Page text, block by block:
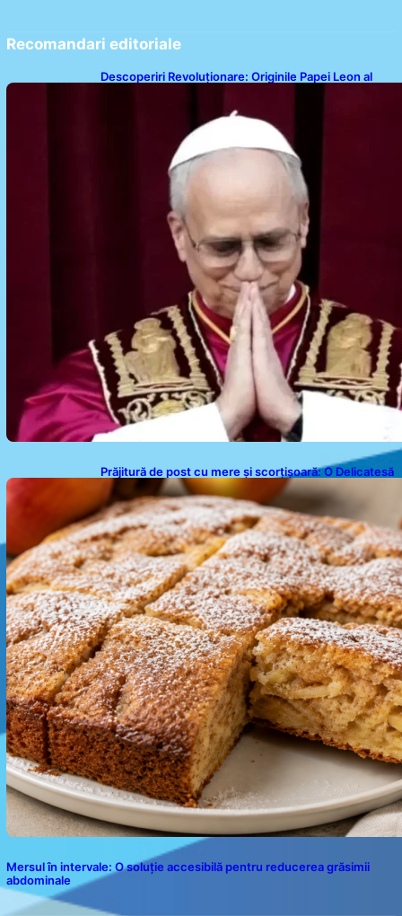
Recomandari editoriale
Descoperiri Revoluționare: Originile Papei Leon al
Prăjitură de post cu mere și scorțișoară: O Delicatesă
Dulce pentru Postul Adormirii Maicii Domnului
Mersul în intervale: O soluție accesibilă pentru reducerea grăsimii
abdominale